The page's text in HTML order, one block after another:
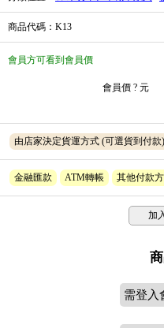
商品代碼 ：K13
會員方可看到會員價
會員價 ? 元
由店家決定貨運方式 (可選貨到付款)
金融匯款 ATM轉帳 其他付款
加
需登入